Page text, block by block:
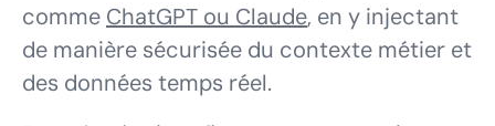
comme ChatGPT ou Claude, en y injectant
de manière sécurisée du contexte métier et
des données temps réel.